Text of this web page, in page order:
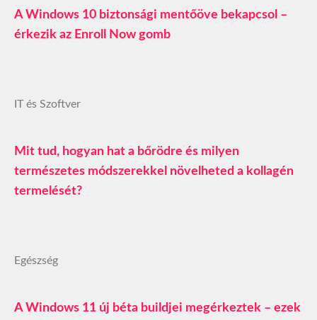
A Windows 10 biztonsági mentőöve bekapcsol –
érkezik az Enroll Now gomb
IT és Szoftver
Mit tud, hogyan hat a bőrödre és milyen
természetes módszerekkel növelheted a kollagén
termelését?
Egészség
A Windows 11 új béta buildjei megérkeztek – ezek